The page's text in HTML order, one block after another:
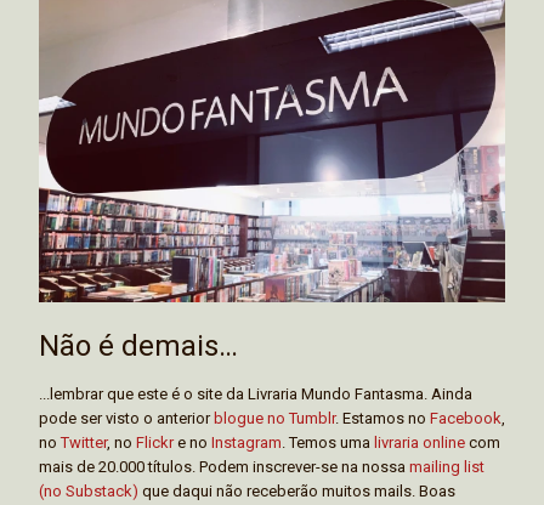
Não é demais…
...lembrar que este é o site da Livraria Mundo Fantasma. Ainda
pode ser visto o anterior blogue no Tumblr. Estamos no Facebook,
noTwitter, no Flickre no Instagram. Temos uma livraria online com
mais de 20.000 títulos. Podem inscrever-se na nossa mailing list
(no Substack) que daqui não receberão muitos mails. Boas